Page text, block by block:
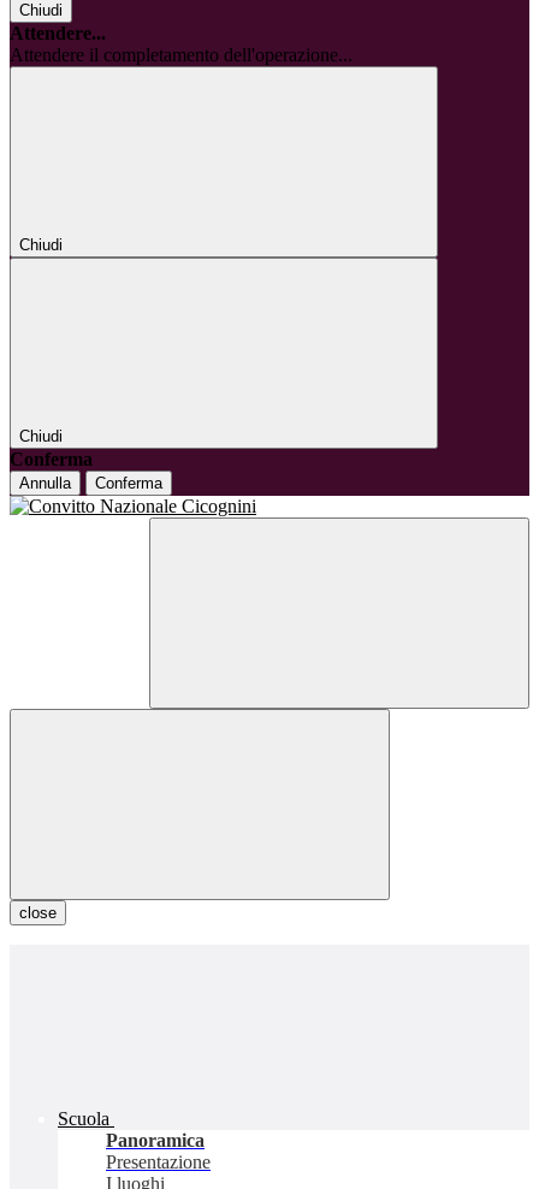
Chiudi
Attendere...
Attendere il completamento dell'operazione...
Chiudi
Chiudi
Conferma
Annulla Conferma
close
Scuola
Panoramica
Presentazione
I luoghi